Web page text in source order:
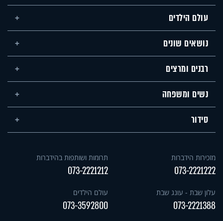
עולם הילדים
נושאים שונים
רבנים ומרצים
נשים ומשפחה
סידור
מזכירות הידברות
073-2221222
תרומות ושותפות בהידברות
073-2221212
עלון שבת - עונג שבת
073-2221388
עולם הילדים
073-3592800